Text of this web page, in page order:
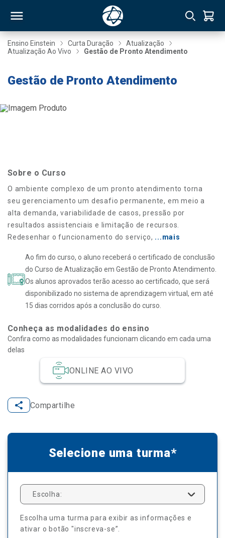
Ensino Einstein Curta Duração
Atualização
Atualização Ao Vivo
Gestão de Pronto Atendimento
Gestão de Pronto Atendimento
Sobre o Curso
O ambiente complexo de um pronto atendimento torna
seu gerenciamento um desafio permanente, em meio a
alta demanda, variabilidade de casos, pressão por
resultados assistenciais e limitação de recursos.
Redesenhar o funcionamento do serviço, ...mais
Ao fim do curso, o aluno receberá o certificado de conclusão
do Curso de Atualização em Gestão de Pronto Atendimento.
Os alunos aprovados terão acesso ao certificado, que será
disponibilizado no sistema de aprendizagem virtual, em até
15 dias corridos após a conclusão do curso.
Conheça as modalidades do ensino
ONLINE AO VIVO
Confira como as modalidades funcionam clicando em cada uma
delas
Compartilhe
Selecione uma turma*
Escolha:
Escolha uma turma para exibir as informações e
ativar o botão "inscreva-se”.